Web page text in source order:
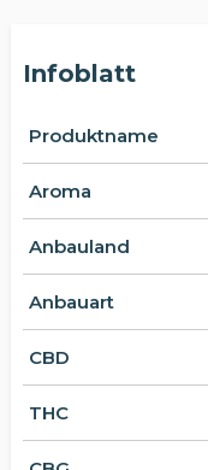
Infoblatt
Produktname
Aroma
Anbauland
Anbauart
CBD
THC